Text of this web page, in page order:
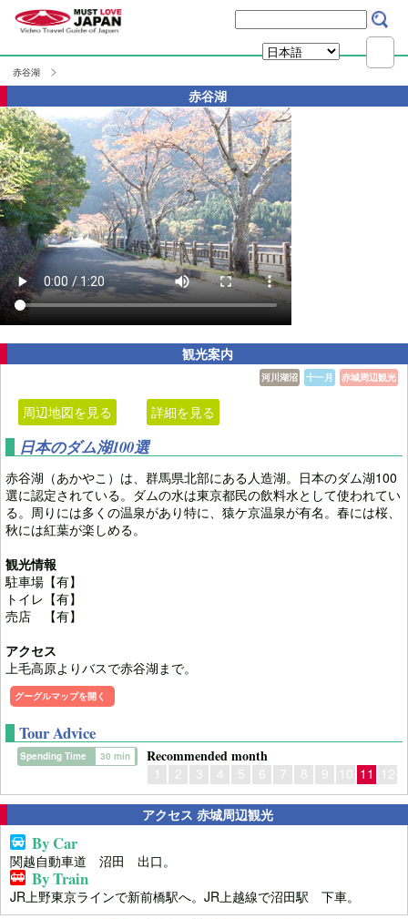
赤谷湖
赤谷湖
観光案内
赤城周辺観光
十一月
河川湖沼
周辺地図を見る 詳細を見る
日本のダム湖100選
赤谷湖（あかやこ）は、群馬県北部にある人造湖。日本のダム湖100
選に認定されている。ダムの水は東京都民の飲料水として使われてい
る。周りには多くの温泉があり特に、猿ケ京温泉が有名。春には桜、
秋には紅葉が楽しめる。
観光情報
駐車場【有】
トイレ【有】
売店 【有】
アクセス
上毛高原よりバスで赤谷湖まで。
グーグルマップを開く
Tour Advice
Recommended month
1 2 3 4 5 6 7 8 9 10 11 12
Spending Time 30 min
アクセス 赤城周辺観光
By Car
関越自動車道 沼田 出口。
By Train
JR上野東京ラインで新前橋駅へ。JR上越線で沼田駅 下車。